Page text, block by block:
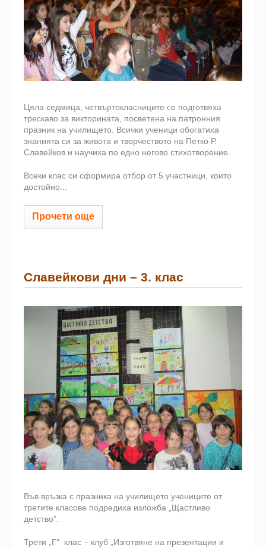
Цяла седмица, четвъртокласниците се подготвяха
трескаво за викторината, посветена на патронния
празник на училището. Всички ученици обогатиха
знанията си за живота и творчеството на Петко Р.
Славейков и научиха по едно негово стихотворение.
Всеки клас си сформира отбор от 5 участници, които
достойно...
Прочети още
Славейкови дни – 3. клас
Във връзка с празника на училището учениците от
третите класове подредиха изложба „Щастливо
детство”.
Трети „Г” клас – клуб „Изготвяне на презентации и